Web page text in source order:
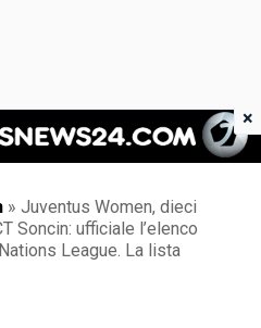
News 24
» Juventus Women, dieci
Soncin: ufficiale l’elenco
League. La lista
×